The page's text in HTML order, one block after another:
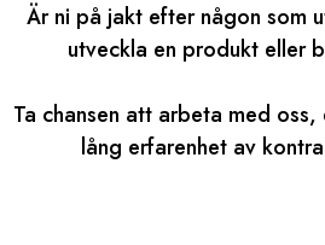
Är ni på jakt efter någon som
utveckla en produkt eller
Ta chansen att arbeta med
lång erfarenhet av